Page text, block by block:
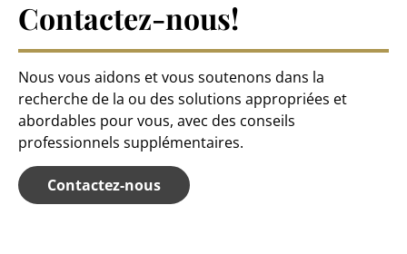
Contactez-nous!
Nous vous aidons et vous soutenons dans la
recherche de la ou des solutions appropriées et
abordables pour vous, avec des conseils
professionnels supplémentaires.
Contactez-nous